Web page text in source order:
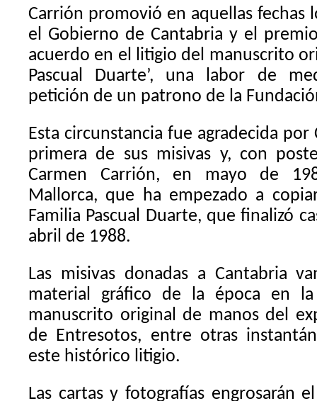
Carrión promovió en aquellas fechas
el Gobierno de Cantabria y el
acuerdo en el litigio del manuscrito
Pascual Duarte’, una labor de
petición de un patrono de la
Esta circunstancia fue agradecida por
primera de sus misivas y, con
Carmen Carrión, en mayo de
Mallorca, que ha empezado a
Familia Pascual Duarte, que finalizó
abril de 1988.
Las misivas donadas a Cantabria
material gráfico de la época en
manuscrito original de manos del
de Entresotos, entre otras
este histórico litigio.
Las cartas y fotografías engrosarán